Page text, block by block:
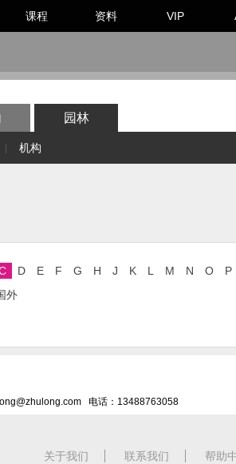
课程 资料 VIP
园林
机构
D E F G H J K L M N O P
外
电话：13488763058
关于我们 联系我们 帮助